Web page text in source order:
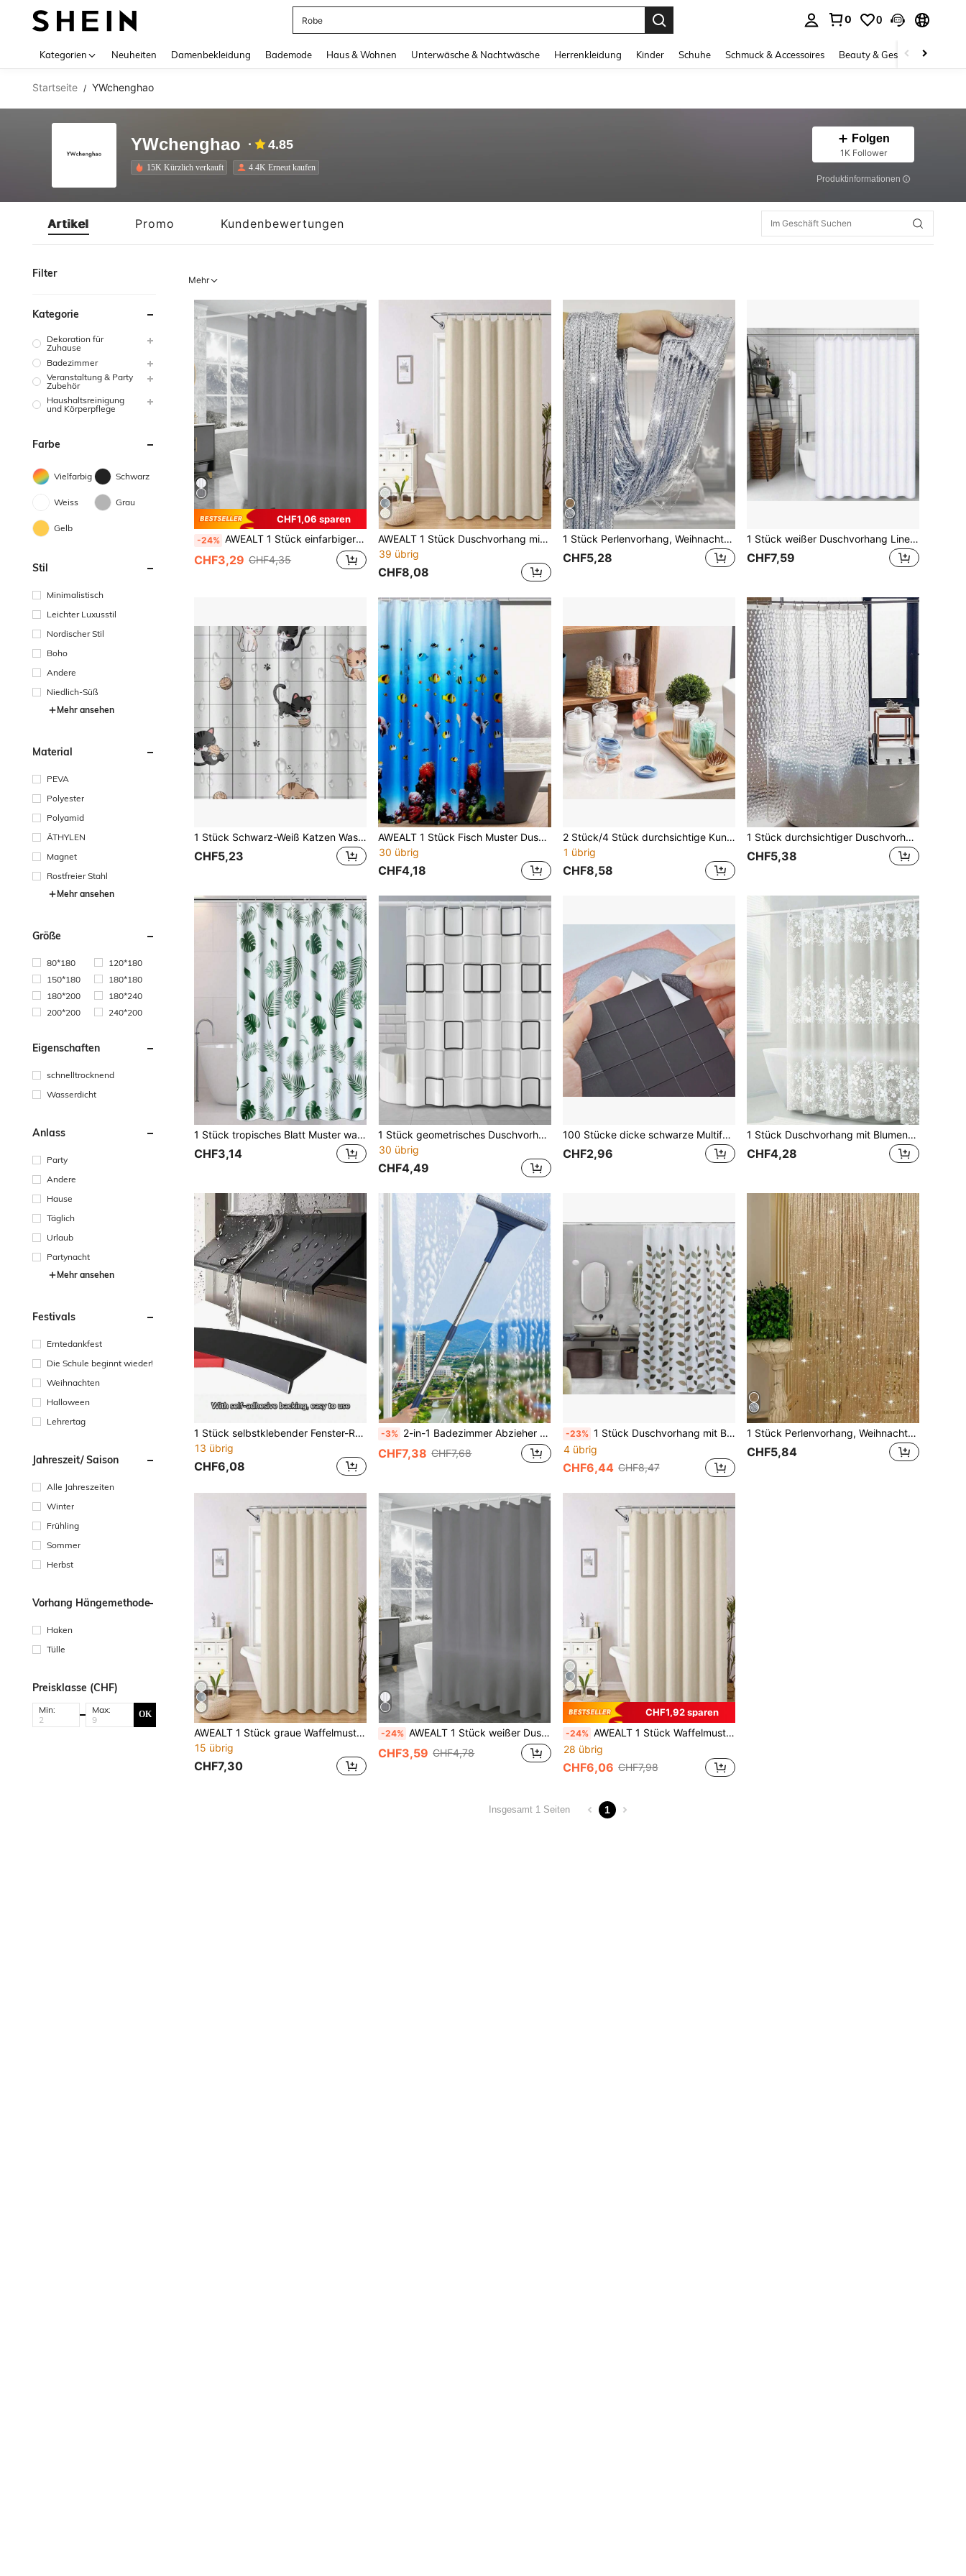
Jumpsuit Damen
0 0
Kategorien Neuheiten Damenbekleidung Bademode Haus & Wohnen Unterwäsche & Nachtwäsche Herrenkleidung Kinder Schuhe Schmuck & Accessoires Beauty & Gesundheit
Startseite / YWchenghao
YWchenghao 4.85
15K Kürzlich verkauft 4.4K Erneut kaufen
Folgen
1K Follower
Produktinformationen
Artikel Promo Kundenbewertungen
Filter
Kategorie
Dekoration für
Zuhause
Badezimmer
Veranstaltung & Party
Zubehör
Haushaltsreinigung
und Körperpflege
Farbe
Vielfarbig Schwarz
Weiss Grau
Gelb
Stil
Minimalistisch
Leichter Luxusstil
Nordischer Stil
Boho
Andere
Niedlich-Süß
Mehr ansehen
Material
PEVA
Polyester
Polyamid
ÄTHYLEN
Magnet
Rostfreier Stahl
Mehr ansehen
Größe
80*180
120*180
150*180
180*180
180*200
180*240
200*200
240*200
Eigenschaften
schnelltrocknend
Wasserdicht
Anlass
Party
Andere
Hause
Täglich
Urlaub
Partynacht
Mehr ansehen
Festivals
Erntedankfest
Die Schule beginnt wieder!
Weihnachten
Halloween
Lehrertag
Jahreszeit/ Saison
Alle Jahreszeiten
Winter
Frühling
Sommer
Herbst
Vorhang Hängemethode
Haken
Tülle
Preisklasse (CHF)
Min: Max: OK
Mehr
CHF1,06 sparen
-24% AWEALT 1 Stück einfarbiger grauer Duschvorhang Liner, einfarbige Badezimmer Dekoration, Privatsphäre, Metallösen, mit Haken
CHF3,29 CHF4,35
AWEALT 1 Stück Duschvorhang mit Waffelmuster, wasserdicht & isoliert, vorhanglos für Badezimmertür, dickes Gewebe, maschinenwaschbar, Heim-Badezimmer-Dekoration, Herbst-Dekoration, Badezimmer-Accessoires, Schulanfang
39 übrig
CHF8,08
1 Stück Perlenvorhang, Weihnachtsdekoration Türvorhang, transparenter Vorhang, Heim-Hochzeit Feiertags-Dekoration Türvorhang, Party Hintergrund Dekoration, silbrig glänzender halbtransparenter Vorhang für Schlafzimmer, Wohnzimmer, 39in*79in
CHF5,28
1 Stück weißer Duschvorhang Liner aus Stoff, einfarbig, hochwertige Polyesterfaser, Metallösen, mit Aufhängeringen, maschinenwaschbar, geeignet für moderne, neutrale Hotel-Badezimmer Dekoration
CHF7,59
1 Stück Schwarz-Weiß Katzen Wasserdichter Duschvorhang, Premium PEVA Vorhang, geeignet für Badezimmer, Toilette, Wohnheim, Balkon, Raumteiler, Badezimmer Dekoration, Herbstdekoration, Badezimmer Accessoires, Einschulung
CHF5,23
AWEALT 1 Stück Fisch Muster Duschvorhang, moderner PEVA wasserdichter Duschvorhang für Badezimmer Heim Badezimmer Dekoration Herbst Dekoration Badezimmer Accessoires Schulanfang
30 übrig
CHF4,18
2 Stück/4 Stück durchsichtige Kunststoff Aufbewahrungsgläser mit Deckeln, Wattestäbchen Qtip Halter, Badezimmer Organizer Behälter für Wattebäusche, Zahnseide Picks & Haraccessoires
1 übrig
CHF8,58
1 Stück durchsichtiger Duschvorhang, dicker Knopflochtrennvorhang für Badezimmer Heim Badezimmer Dekoration Herbstdekoration Badezimmer Accessoires Einschulung
CHF5,38
1 Stück tropisches Blatt Muster wasserdichter Duschvorhang Heim Badezimmer Dekoration Herbst Dekoration Badezimmer Accessoires Schulanfang
CHF3,14
1 Stück geometrisches Duschvorhang, moderner PEVA wasserdichter Duschvorhang für Badezimmer Heim Badezimmer Dekoration Herbstdekoration Badezimmer Accessoires Rückkehr zur Schule
30 übrig
CHF4,49
100 Stücke dicke schwarze Multifunktions-Softmagnetfolien mit selbstklebenden Gummi-Magneten für Kühlschrankdekoration, beste Qualität
CHF2,96
1 Stück Duschvorhang mit Blumenmuster, moderner PEVA wasserdichter Duschvorhang für Badezimmer Heim Badezimmer Dekoration Herbstdekoration Badezimmer Accessoires Rückkehr zur Schule
CHF4,28
1 Stück selbstklebender Fenster-Regenschutz, Außen-Wind- und Regenschutzbarriere, wasserdichter Streifen für Schiebefenster, Kunststoff-Isolationsplatte für Außenfensterbank, Badezimmerdekoration, zuschneidbar
13 übrig
CHF6,08
-3% 2-in-1 Badezimmer Abzieher & Scheuerbürste, Duschglas Abzieher, Glasreinigungswerkzeug, Badezimmer Glasschaber, Fensterreiniger, Auto Windschutzscheiben Reiniger, Langer Griff, Gummi- & Schwamm-Reinigungswerkzeuge, Ausziehbarer Glasschaber, rückstandsfreier Glasreiniger für Zuhause & Auto, Badezimmer Dekoration, Herbstdekoration, Rückkehr zur Schule
CHF7,38 CHF7,68
-23% 1 Stück Duschvorhang mit Blattmuster, hochwertige Polyesterstoff Gardine, maschinenwaschbar mit Metallösen und Haken, geeignet für Duschraum, Studentenwohnheim und gewerbliche Nutzung
4 übrig
CHF6,44 CHF8,47
1 Stück Perlenvorhang, Weihnachtsdekoration Türvorhang, transparenter Vorhang, Heim-Hochzeit Feiertags-Dekoration Türvorhang, Party Hintergrund Dekoration, goldfarbener schimmernd-halbdurchsichtiger Vorhang für Schlafzimmer, Wohnzimmer, 39in*79in
CHF5,84
AWEALT 1 Stück graue Waffelmuster Duschvorhang, hochwertige Polyesterfaser, maschinenwaschbar, Badezimmer Dekoration, Wärmeisolierung, Duschvorhang ohne Bohren, einfarbig, ganzjährig
15 übrig
CHF7,30
-24% AWEALT 1 Stück weißer Duschvorhang Liner, einfarbiger Badezimmer Dekor Vorhang, Privatsphäre, Metallösen, inklusive stabiler Haken, Valentinstag Geschenk
CHF3,59 CHF4,78
CHF1,92 sparen
-24% AWEALT 1 Stück Waffelmuster Duschvorhang, wasserdichter und warmer Raumteiler Vorhang, Badezimmer Tür Vorhang für Duschraum ohne Bohren, dickes Gewebe-Material & waschbar, Heim-Badezimmer Dekoration, Herbst Dekoration, Badezimmer Accessoires, Schulanfang
28 übrig
CHF6,06 CHF7,98
Insgesamt 1 Seiten 1